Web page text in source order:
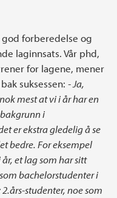
forberedelse og
laginnsats. Vår phd,
for lagene, mener
suksessen: - Ja,
mest at vi i år har en
i
er ekstra gledelig å se
bedre. For eksempel
et lag som har sitt
bachelorstudenter i
studenter, noe som